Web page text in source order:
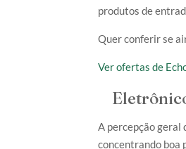
produtos de
Quer conferir se
Ver ofertas de
A percepção geral
concentrando boa